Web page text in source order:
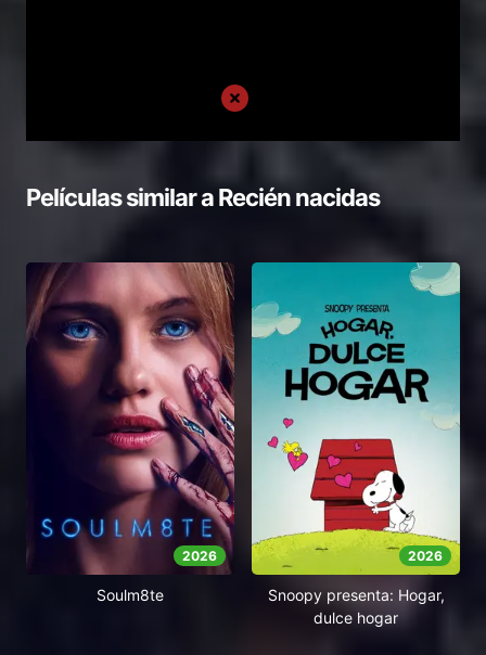
Películas similar aRecién nacidas
2026
Soulm8te
2026
Snoopy presenta: Hogar,
dulce hogar